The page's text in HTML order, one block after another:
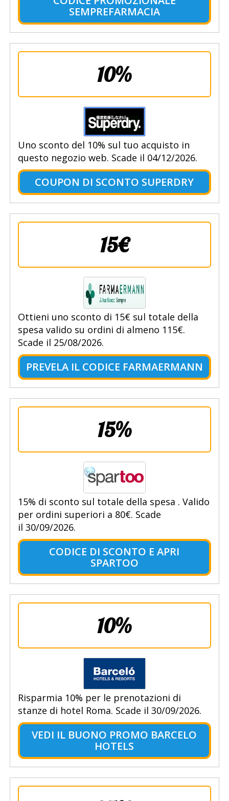
SEMPREFARMACIA
10%
Uno sconto del 10% sul tuo acquisto in
questo negozio web. Scade il 04/12/2026.
COUPON DI SCONTO SUPERDRY
15€
Ottieni uno sconto di 15€ sul totale della
spesa valido su ordini di almeno 115€.
Scade il 25/08/2026.
PREVELA IL CODICE FARMAERMANN
15%
15% di sconto sul totale della spesa . Valido
per ordini superiori a 80€. Scade
il 30/09/2026.
CODICE DI SCONTO E APRI
SPARTOO
10%
Risparmia 10% per le prenotazioni di
stanze di hotel Roma. Scade il 30/09/2026.
VEDI IL BUONO PROMO BARCELO
HOTELS